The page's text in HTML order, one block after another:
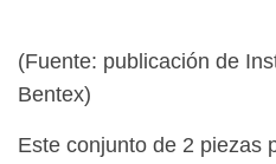
(Fuente: publicación de
Bentex)
Este conjunto de 2 piezas